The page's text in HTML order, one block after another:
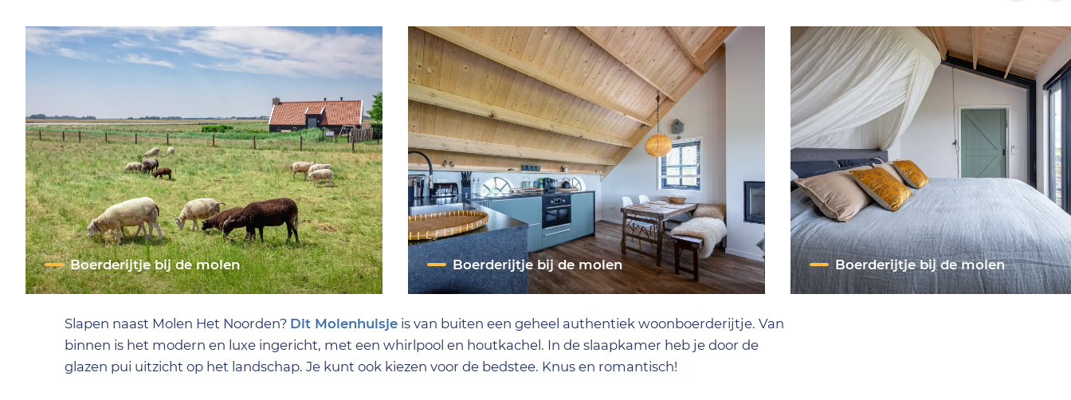
Boerderijtje bij de molen Boerderijtje bij de molen Boerderijtje bij de molen
Slapen naast Molen Het Noorden? Dit Molenhuisje is van buiten een geheel authentiek woonboerderijtje. Van
binnen is het modern en luxe ingericht, met een whirlpool en houtkachel. In de slaapkamer heb je door de
glazen pui uitzicht op het landschap. Je kunt ook kiezen voor de bedstee. Knus en romantisch!